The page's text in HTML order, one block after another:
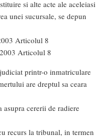
si alte acte ale aceleiasi
unei sucursale, se depun
Articolul 8
Articolul 8
printr-o inmatriculare
are dreptul sa ceara
asupra cererii de radiere
recurs la tribunal, in termen